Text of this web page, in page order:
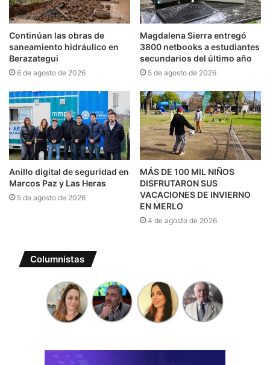
Continúan las obras de
saneamiento hidráulico en
Berazategui
6 de agosto de 2026
Magdalena Sierra entregó
3800 netbooks a estudiantes
secundarios del último año
5 de agosto de 2026
Anillo digital de seguridad en
Marcos Paz y Las Heras
5 de agosto de 2026
MÁS DE 100 MIL NIÑOS
DISFRUTARON SUS
VACACIONES DE INVIERNO
EN MERLO
4 de agosto de 2026
Columnistas